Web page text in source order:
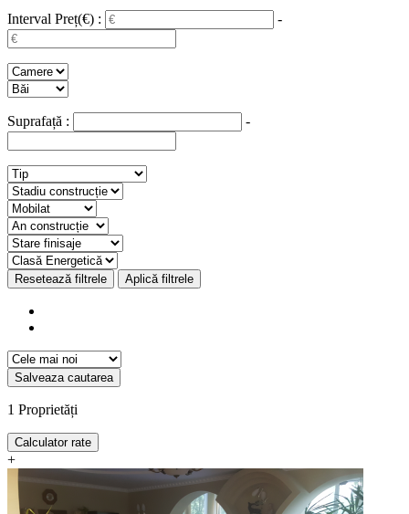
Interval Preț(€) : -
Suprafață : -
Resetează filtrele Aplică filtrele
Salveaza cautarea
1 Proprietăți
Calculator rate
+